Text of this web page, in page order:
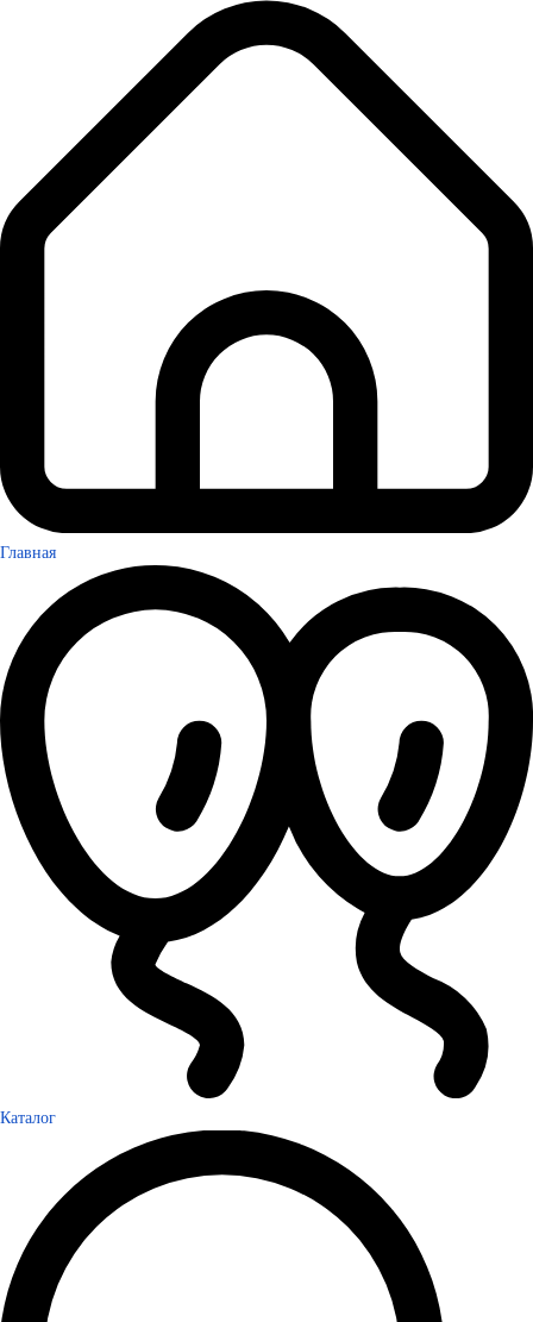
Главная
Каталог